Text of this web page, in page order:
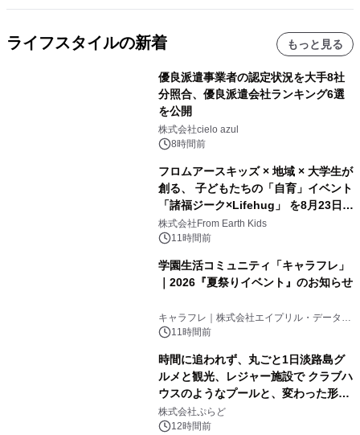
ライフスタイルの新着 もっと見る
優良派遣事業者の認定状況を大手8社
分照合、優良派遣会社ランキング6選
を公開
株式会社cielo azul
8時間前
フロムアースキッズ × 地域 × 大学生が
創る、 子どもたちの「自育」イベント
「諸福ジーク×Lifehug」 を8月23日
(日)開催
株式会社From Earth Kids
11時間前
学園生活コミュニティ「キャラフレ」
｜2026『夏祭りイベント』のお知らせ
キャラフレ｜株式会社エイプリル・データ・
デザインズ
11時間前
時間に追われず、丸ごと1日淡路島グ
ルメと観光、レジャー施設で クラブハ
ウスのようなプールと、変わった形の
サウナも 「THE BOXY AWAJI」のお
得な素泊まり連泊プランで
株式会社ぷらど
12時間前